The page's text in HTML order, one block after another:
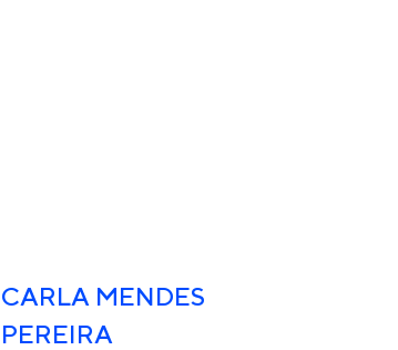
CARLA MENDES
PEREIRA